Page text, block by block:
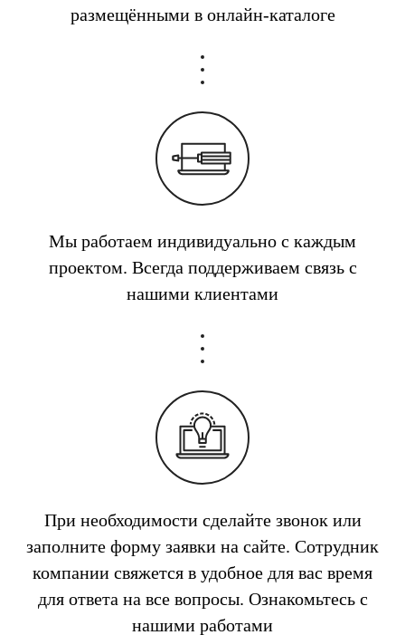
размещёнными в онлайн-каталоге
Мы работаем индивидуально с каждым
проектом. Всегда поддерживаем связь с
нашими клиентами
При необходимости сделайте звонок или
заполните форму заявки на сайте. Сотрудник
компании свяжется в удобное для вас время
для ответа на все вопросы. Ознакомьтесь с
нашими работами